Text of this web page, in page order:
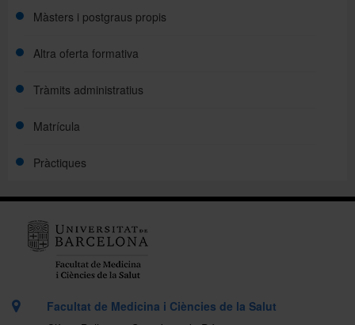
Màsters i postgraus propis
Altra oferta formativa
Tràmits administratius
Matrícula
Pràctiques
Facultat de Medicina i Ciències de la Salut